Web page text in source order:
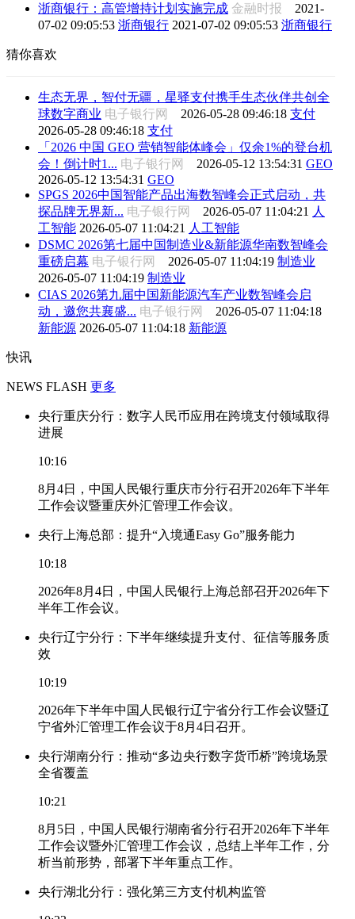
浙商银行：高管增持计划实施完成 金融时报 2021-
07-02 09:05:53 浙商银行 2021-07-02 09:05:53 浙商银行
猜你喜欢
生态无界，智付无疆，星驿支付携手生态伙伴共创全
球数字商业 电子银行网 2026-05-28 09:46:18 支付
2026-05-28 09:46:18 支付
「2026 中国 GEO 营销智能体峰会」仅余1%的登台机
会！倒计时1... 电子银行网 2026-05-12 13:54:31 GEO
2026-05-12 13:54:31 GEO
SPGS 2026中国智能产品出海数智峰会正式启动，共
探品牌无界新... 电子银行网 2026-05-07 11:04:21 人
工智能 2026-05-07 11:04:21 人工智能
DSMC 2026第七届中国制造业&新能源华南数智峰会
重磅启幕 电子银行网 2026-05-07 11:04:19 制造业
2026-05-07 11:04:19 制造业
CIAS 2026第九届中国新能源汽车产业数智峰会启
动，邀您共襄盛... 电子银行网 2026-05-07 11:04:18
新能源 2026-05-07 11:04:18 新能源
快讯
NEWS FLASH 更多
央行重庆分行：数字人民币应用在跨境支付领域取得
进展
10:16
8月4日，中国人民银行重庆市分行召开2026年下半年
工作会议暨重庆外汇管理工作会议。
央行上海总部：提升“入境通Easy Go”服务能力
10:18
2026年8月4日，中国人民银行上海总部召开2026年下
半年工作会议。
央行辽宁分行：下半年继续提升支付、征信等服务质
效
10:19
2026年下半年中国人民银行辽宁省分行工作会议暨辽
宁省外汇管理工作会议于8月4日召开。
央行湖南分行：推动“多边央行数字货币桥”跨境场景
全省覆盖
10:21
8月5日，中国人民银行湖南省分行召开2026年下半年
工作会议暨外汇管理工作会议，总结上半年工作，分
析当前形势，部署下半年重点工作。
央行湖北分行：强化第三方支付机构监管